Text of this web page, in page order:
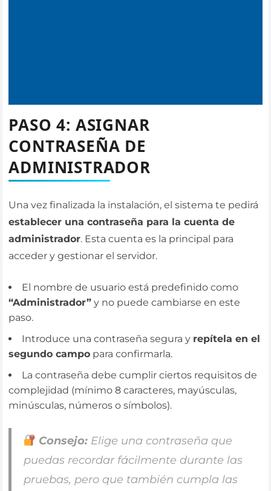
PASO 4: ASIGNAR
CONTRASEÑA DE
ADMINISTRADOR
Una vez finalizada la instalación, el sistema te pedirá
establecer una contraseña para la cuenta de
administrador. Esta cuenta es la principal para
acceder y gestionar el servidor.
El nombre de usuario está predefinido como
“Administrador” y no puede cambiarse en este
paso.
Introduce una contraseña segura y repítela en el
segundo campo para confirmarla.
La contraseña debe cumplir ciertos requisitos de
complejidad (mínimo 8 caracteres, mayúsculas,
minúsculas, números o símbolos).
Consejo: Elige una contraseña que
puedas recordar fácilmente durante las
pruebas, pero que también cumpla las